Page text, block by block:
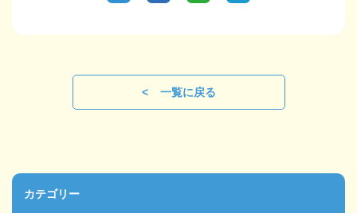
一覧に戻る
カテゴリー